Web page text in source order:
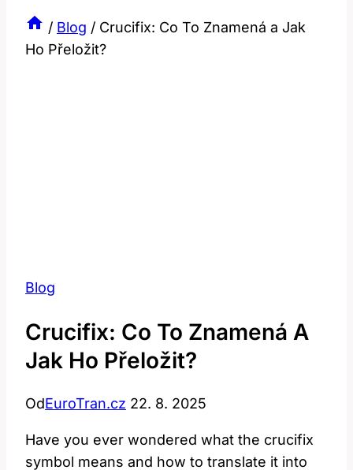
/ Blog / Crucifix: Co To Znamená a Jak
Ho Přeložit?
Blog
Crucifix: Co To Znamená A
Jak Ho Přeložit?
OdEuroTran.cz 22. 8. 2025
Have you ever wondered what the crucifix
symbol means and how to translate it into